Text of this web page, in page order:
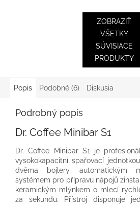
ZOBRAZIŤ
VŠETKY
SÚVISIACE
PRODUKTY
Popis Podobné (6) Diskusia
Podrobný popis
Dr. Coffee Minibar S1
Dr. Coffee Minibar S1 je
vysokokapacitní spařovací
dvěma bojlery, automatickým
systémem pro přípravu nápojů
keramickým mlýnkem o mlecí
za sekundu. Přístroj disponuje